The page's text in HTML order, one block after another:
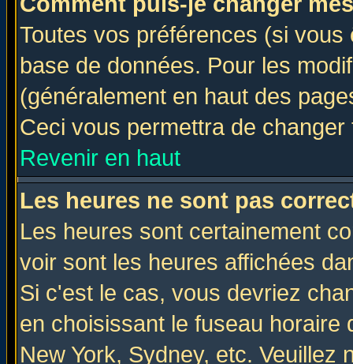
Toutes vos préférences (si
base de données. Pour les
(généralement en haut des
Ceci vous permettra de
Revenir en haut
Les heures ne sont pas
Les heures sont certainement
voir sont les heures affichées
Si c'est le cas, vous devriez
en choisissant le fuseau
New York, Sydney, etc. Veuillez